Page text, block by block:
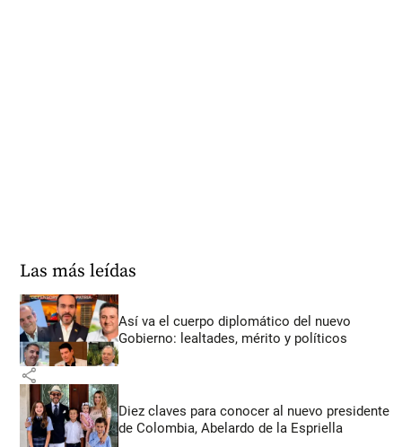
Las más leídas
Así va el cuerpo diplomático del nuevo
Gobierno: lealtades, mérito y políticos
share
Diez claves para conocer al nuevo presidente
de Colombia, Abelardo de la Espriella